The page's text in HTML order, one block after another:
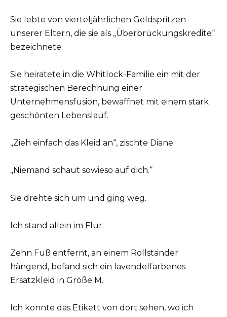
Sie lebte von vierteljährlichen Geldspritzen
unserer Eltern, die sie als „Überbrückungskredite“
bezeichnete.
Sie heiratete in die Whitlock-Familie ein mit der
strategischen Berechnung einer
Unternehmensfusion, bewaffnet mit einem stark
geschönten Lebenslauf.
„Zieh einfach das Kleid an“, zischte Diane.
„Niemand schaut sowieso auf dich.“
Sie drehte sich um und ging weg.
Ich stand allein im Flur.
Zehn Fuß entfernt, an einem Rollständer
hängend, befand sich ein lavendelfarbenes
Ersatzkleid in Größe M.
Ich konnte das Etikett von dort sehen, wo ich